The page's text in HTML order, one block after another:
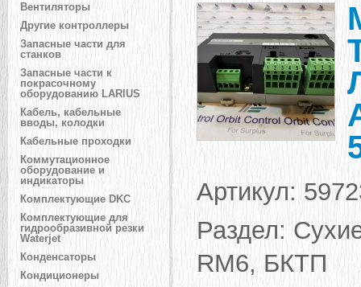
Вентиляторы
Другие контроллеры
Запасные части для
станков
Запасные части к
покрасочному
оборудованию LARIUS
Кабель, кабельные
вводы, колодки
Кабельные проходки
Коммутационное
оборудование и
индикаторы
Комплектующие DKC
Комплектующие для
гидрообразивной резки
Waterjet
Конденсаторы
Кондиционеры
Артикул:
Раздел:
RM6, БКТП